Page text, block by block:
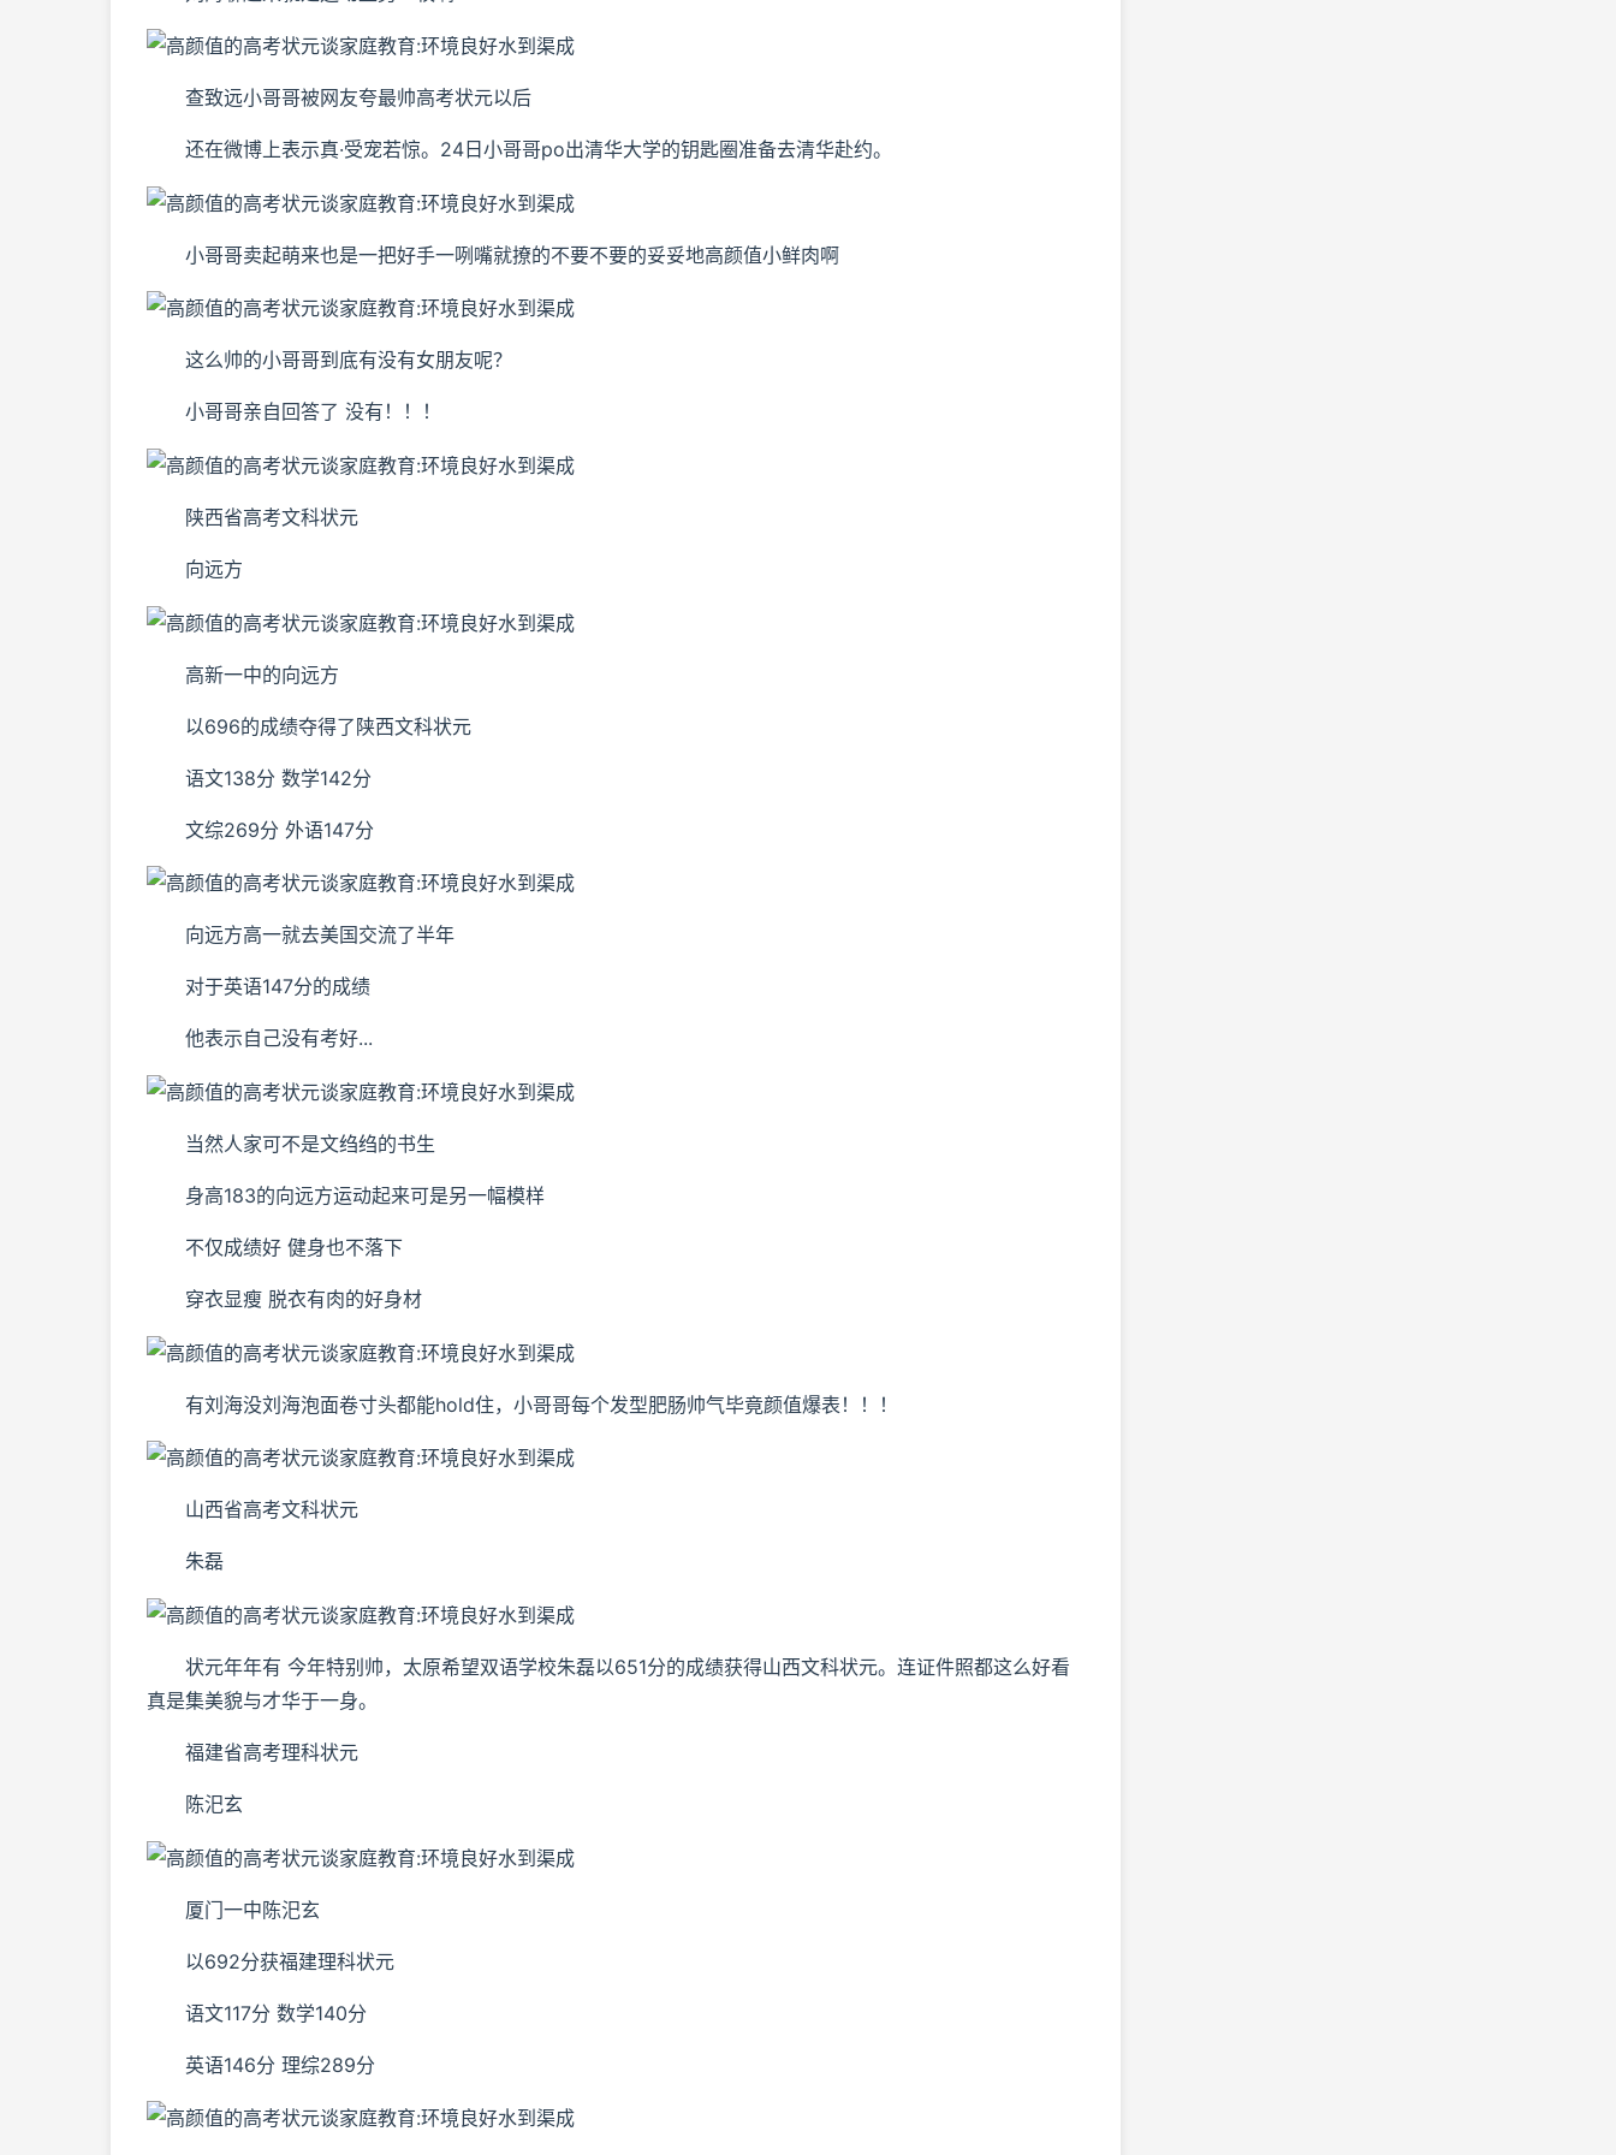
查致远小哥哥被网友夸最帅高考状元以后
还在微博上表示真·受宠若惊。24日小哥哥po出清华大学的钥匙圈准备去清华赴约。
小哥哥卖起萌来也是一把好手一咧嘴就撩的不要不要的妥妥地高颜值小鲜肉啊
这么帅的小哥哥到底有没有女朋友呢？
小哥哥亲自回答了 没有！！！
陕西省高考文科状元
向远方
高新一中的向远方
以696的成绩夺得了陕西文科状元
语文138分 数学142分
文综269分 外语147分
向远方高一就去美国交流了半年
对于英语147分的成绩
他表示自己没有考好...
当然人家可不是文绉绉的书生
身高183的向远方运动起来可是另一幅模样
不仅成绩好 健身也不落下
穿衣显瘦 脱衣有肉的好身材
有刘海没刘海泡面卷寸头都能hold住，小哥哥每个发型肥肠帅气毕竟颜值爆表！！！
山西省高考文科状元
朱磊
状元年年有 今年特别帅，太原希望双语学校朱磊以651分的成绩获得山西文科状元。连证件照都这么好看
真是集美貌与才华于一身。
福建省高考理科状元
陈汜玄
厦门一中陈汜玄
以692分获福建理科状元
语文117分 数学140分
英语146分 理综289分